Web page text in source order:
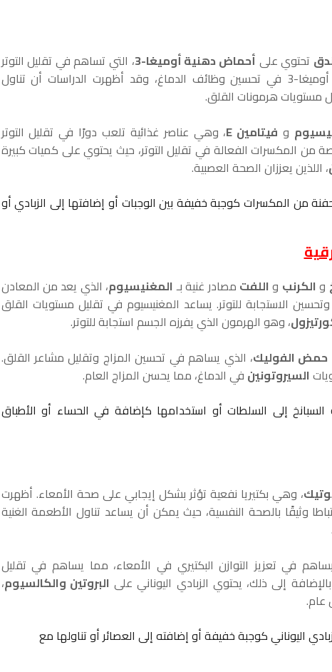
تحتوي على أحماض دهنية أوميغا-3 ، التي تساهم في تقليل التوتر
والقلق. تساعد الأحماض الدهنية أوميغا-3 في تحسين وظائف الدماغ، وقد أظهرت الدراسات أن تناول
مستويات هرمونات القلق.
و فيتامين E ، وهي عناصر غذائية تلعب دورًا في تقليل التوتر
من المكسرات الفعالة في تقليل التوتر، حيث يحتوي على كميات كبيرة
، اللذين يعززان الصحة العصبية.
من المكسرات كوجبة خفيفة بين الوجبات أو إضافتها إلى الزبادي أو
و الكرنب و اللفت مصادر غنية بـ المغنيسيوم، الذي يعد من المعادن
الاستجابة للتوتر. يساعد المغنيسيوم في تقليل مستويات القلق
، وهو الهرمون الذي يفرزه الجسم استجابة للتوتر.
حمض الفوليك، الذي يساهم في تحسين المزاج وتقليل مشاعر القلق.
السيروتونين في الدماغ، مما يحسن المزاج العام.
إلى السلطات أو استخدامها كإضافة في الحساء أو الأطباق
، وهي بكتيريا نفعية تؤثر بشكل إيجابي على صحة الأمعاء. أظهرت
وثيقًا بالصحة النفسية، حيث يمكن أن يساعد تناول الأطعمة الغنية
يساهم في تعزيز التوازن البكتيري في الأمعاء، مما يساهم في تقليل
إلى ذلك، يحتوي الزبادي اليوناني على البروتين والكالسيوم،
عام.
اليوناني كوجبة خفيفة أو إضافته إلى العصائر أو تناولها مع